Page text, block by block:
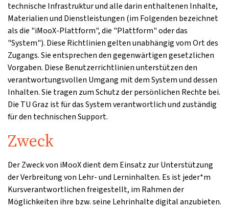
technische Infrastruktur und alle darin enthaltenen Inhalte,
Materialien und Dienstleistungen (im Folgenden bezeichnet
als die "iMooX-Plattform", die "Plattform" oder das
"System"). Diese Richtlinien gelten unabhängig vom Ort des
Zugangs. Sie entsprechen den gegenwärtigen gesetzlichen
Vorgaben. Diese Benutzerrichtlinien unterstützen den
verantwortungsvollen Umgang mit dem System und dessen
Inhalten. Sie tragen zum Schutz der persönlichen Rechte bei.
Die TU Graz ist für das System verantwortlich und zuständig
für den technischen Support.
Zweck
Der Zweck von iMooX dient dem Einsatz zur Unterstützung
der Verbreitung von Lehr- und Lerninhalten. Es ist jeder*m
Kursverantwortlichen freigestellt, im Rahmen der
Möglichkeiten ihre bzw. seine Lehrinhalte digital anzubieten.